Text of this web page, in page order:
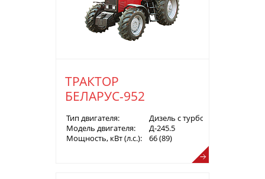
ТРАКТОР
БЕЛАРУС-952
Тип двигателя:
Дизель с турбонаддувом
Модель двигателя:
Д-245.5
Мощность, кВт (л.с.):
66 (89)